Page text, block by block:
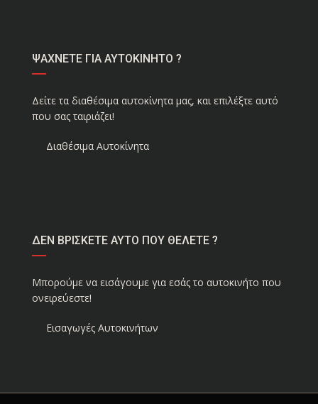
ΨΑΧΝΕΤΕ ΓΙΑ ΑΥΤΟΚΙΝΗΤΟ ?
Δείτε τα διαθέσιμα αυτοκίνητα μας, και επιλέξτε αυτό
που σας ταιριάζει!
Διαθέσιμα Αυτοκίνητα
ΔΕΝ ΒΡΙΣΚΕΤΕ ΑΥΤΟ ΠΟΥ ΘΕΛΕΤΕ ?
Μπορούμε να εισάγουμε για εσάς το αυτοκινήτο που
ονειρεύεστε!
Εισαγωγές Αυτοκινήτων